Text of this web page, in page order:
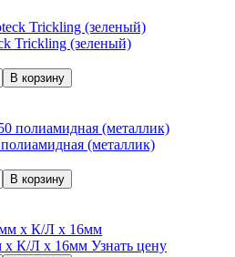
Trickling (зеленый)
(металлик)
х К/Л х 16мм Узнать цену